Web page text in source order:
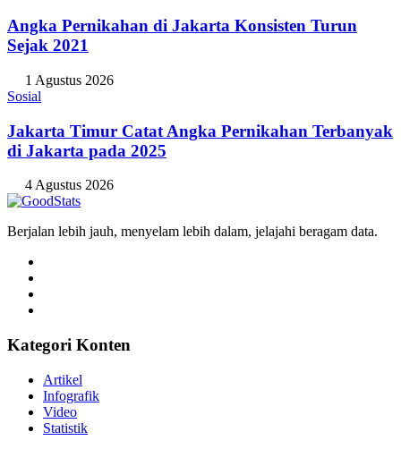
Angka Pernikahan di Jakarta Konsisten Turun
Sejak 2021
1 Agustus 2026
Sosial
Jakarta Timur Catat Angka Pernikahan Terbanyak
di Jakarta pada 2025
4 Agustus 2026
Berjalan lebih jauh, menyelam lebih dalam, jelajahi beragam data.
Kategori Konten
Artikel
Infografik
Video
Statistik